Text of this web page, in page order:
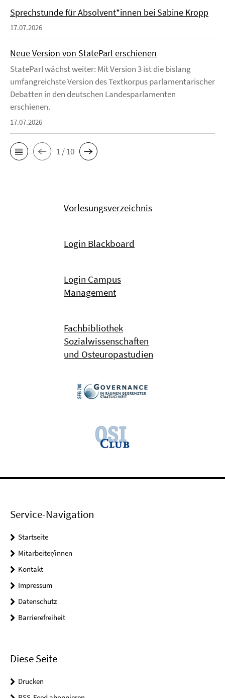
Sprechstunde für Absolvent*innen bei Sabine Kropp
17.07.2026
Neue Version von StateParl erschienen
StateParl wächst weiter: Mit Version 3 ist die bislang
umfangreichste Version des Textkorpus parlamentarischer
Debatten in den deutschen Landesparlamenten
erschienen.
17.07.2026
1 / 10
Vorlesungsverzeichnis
Login Blackboard
Login Campus
Management
Fachbibliothek
Sozialwissenschaften
und Osteuropastudien
Service-Navigation
Startseite
Mitarbeiter/innen
Kontakt
Impressum
Datenschutz
Barrierefreiheit
Diese Seite
Drucken